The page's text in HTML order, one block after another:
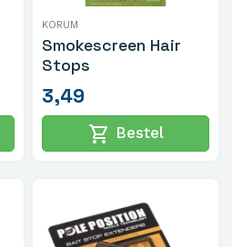
KORUM
Smokescreen Hair
Stops
3,49
shopping_cart Bestel